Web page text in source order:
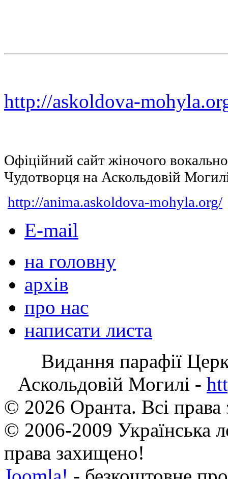
http://askoldova-
Офіційний сайт жіночого
Чудотворця на Аскольдовій
http://anima.askoldova-mohyla.org/
E-mail
на головну
архів
про нас
написати листа
Видання парафії
Аскольдовій Могилі -
© 2026 Оранта. Всі
© 2006-2009 Українська
права захищено!